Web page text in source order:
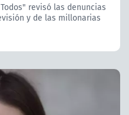
revisó las denuncias
y de las millonarias